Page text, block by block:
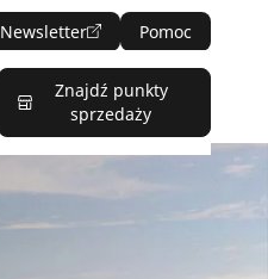
Newsletter Pomoc
Znajdź punkty
sprzedaży